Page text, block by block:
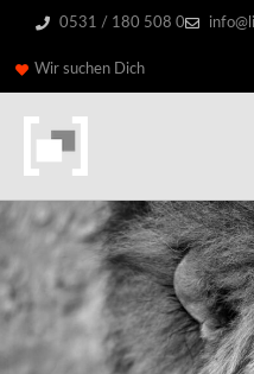
0531 / 180 508 0
Wir suchen Dich